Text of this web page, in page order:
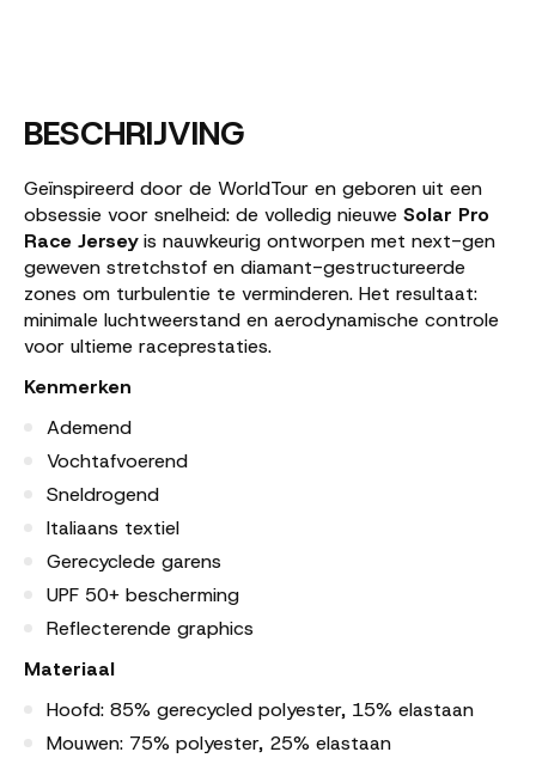
BESCHRIJVING
Geïnspireerd door de WorldTour en geboren uit een
obsessie voor snelheid: de volledig nieuwe Solar Pro
Race Jerseyis nauwkeurig ontworpen met next-gen
geweven stretchstof en diamant-gestructureerde
zones om turbulentie te verminderen. Het resultaat:
minimale luchtweerstand en aerodynamische controle
voor ultieme raceprestaties.
Kenmerken
Ademend
Vochtafvoerend
Sneldrogend
Italiaans textiel
Gerecyclede garens
UPF 50+ bescherming
Reflecterende graphics
Materiaal
Hoofd: 85% gerecycled polyester, 15% elastaan
Mouwen: 75% polyester, 25% elastaan